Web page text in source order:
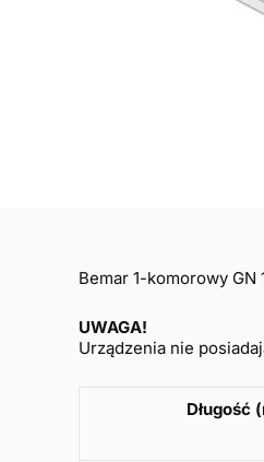
Bemar 1-komorowy
UWAGA!
Urządzenia nie
Długość